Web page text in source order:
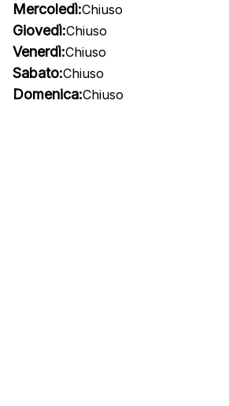
Mercoledì:Chiuso
Giovedì:Chiuso
Venerdì:Chiuso
Sabato:Chiuso
Domenica:Chiuso